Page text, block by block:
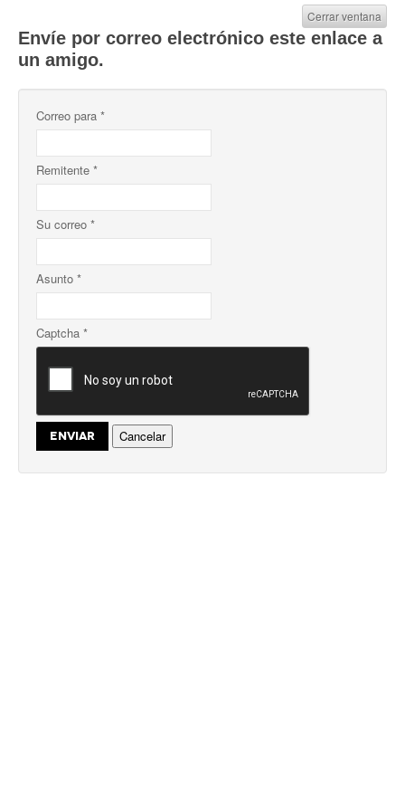
Envíe por correo electrónico este enlace a
un amigo.
Cerrar ventana
Correo para *
Remitente *
Su correo *
Asunto *
Captcha *
ENVIAR Cancelar